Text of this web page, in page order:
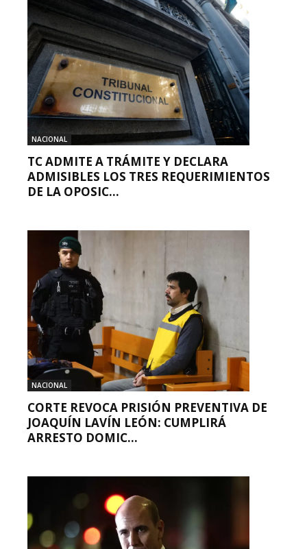
NACIONAL
TC ADMITE A TRÁMITE Y DECLARA
ADMISIBLES LOS TRES REQUERIMIENTOS
DE LA OPOSIC...
NACIONAL
CORTE REVOCA PRISIÓN PREVENTIVA DE
JOAQUÍN LAVÍN LEÓN: CUMPLIRÁ
ARRESTO DOMIC...